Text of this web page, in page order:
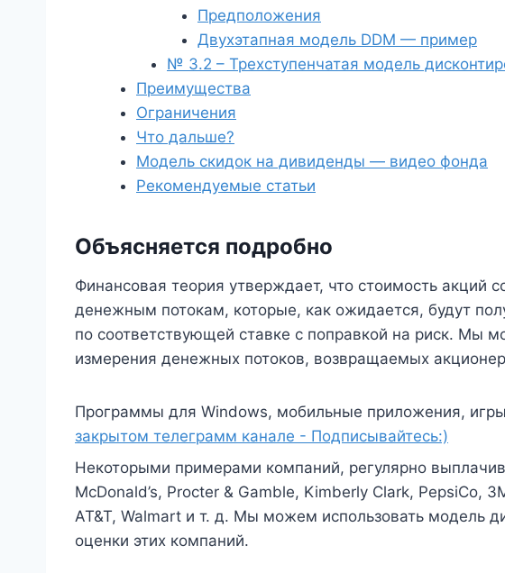
Предположения
Двухэтапная модель DDM — пример
№ 3.2 – Трехступенчатая модель
Преимущества
Ограничения
Что дальше?
Модель скидок на дивиденды — видео фонда
Рекомендуемые статьи
Объясняется подробно
Финансовая теория утверждает, что стоимость акций
денежным потокам, которые, как ожидается, будут
по соответствующей ставке с поправкой на риск. Мы
измерения денежных потоков, возвращаемых
Программы для Windows, мобильные приложения,
закрытом телеграмм канале - Подписывайтесь:)
Некоторыми примерами компаний, регулярно
McDonald’s, Procter & Gamble, Kimberly Clark, PepsiCo,
AT&T, Walmart и т. д. Мы можем использовать модель
оценки этих компаний.